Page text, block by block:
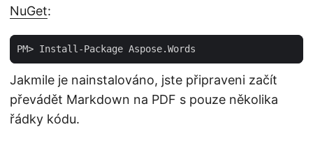
NuGet:
Jakmile je nainstalováno, jste připraveni začít
převádět Markdown na PDF s pouze několika
řádky kódu.